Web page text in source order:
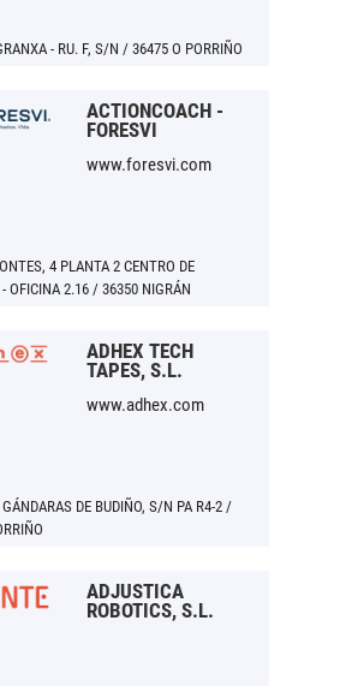
- RU. F, S/N / 36475 O PORRIÑO
ACTIONCOACH -
FORESVI
www.foresvi.com
4 PLANTA 2 CENTRO DE
- OFICINA 2.16 / 36350 NIGRÁN
ADHEX TECH
TAPES, S.L.
www.adhex.com
DE BUDIÑO, S/N PA R4-2 /
ADJUSTICA
ROBOTICS, S.L.